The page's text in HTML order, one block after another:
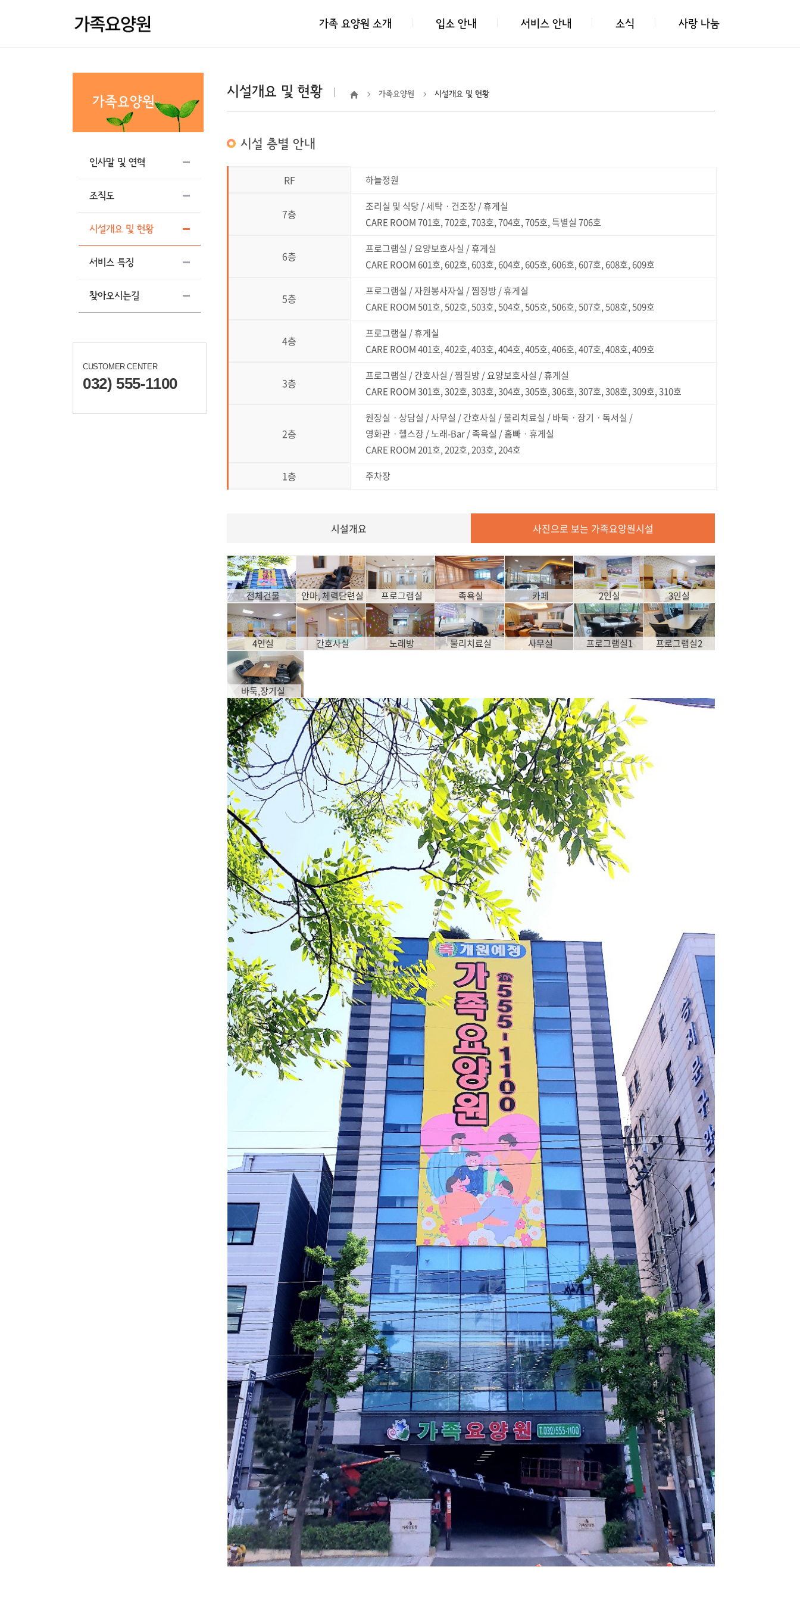
가족 요양원 소개 입소 안내 서비스 안내 소식 사랑 나눔
가족요양원
인사말 및 연혁
조직도
시설개요 및 현황
서비스 특징
찾아오시는길
CUSTOMER CENTER
032) 555-1100
시설개요 및 현황 가족요양원 시설개요 및 현황
시설 층별 안내
RF 하늘정원
7층
조리실 및 식당 / 세탁ㆍ건조장 / 휴게실
CARE ROOM 701호, 702호, 703호, 704호, 705호, 특별실 706호
6층
프로그램실 / 요양보호사실 / 휴게실
CARE ROOM 601호, 602호, 603호, 604호, 605호, 606호, 607호, 608호, 609호
5층
프로그램실 / 자원봉사자실 / 찜징방 / 휴게실
CARE ROOM 501호, 502호, 503호, 504호, 505호, 506호, 507호, 508호, 509호
4층
프로그램실 / 휴게실
CARE ROOM 401호, 402호, 403호, 404호, 405호, 406호, 407호, 408호, 409호
3층
프로그램실 / 간호사실 / 찜질방 / 요양보호사실 / 휴게실
CARE ROOM 301호, 302호, 303호, 304호, 305호, 306호, 307호, 308호, 309호, 310호
2층
원장실ㆍ상담실 / 사무실 / 간호사실 / 물리치료실 / 바둑ㆍ장기ㆍ독서실 /
영화관ㆍ헬스장 / 노래-Bar / 족욕실 / 홈빠ㆍ휴게실
CARE ROOM 201호, 202호, 203호, 204호
1층 주차장
시설개요 사진으로 보는 가족요양원시설
전체건물 안마, 체력단련실 프로그램실 족욕실 카페 2인실 3인실
4인실 간호사실 노래방 물리치료실 사무실 프로그램실1 프로그램실2
바둑,장기실